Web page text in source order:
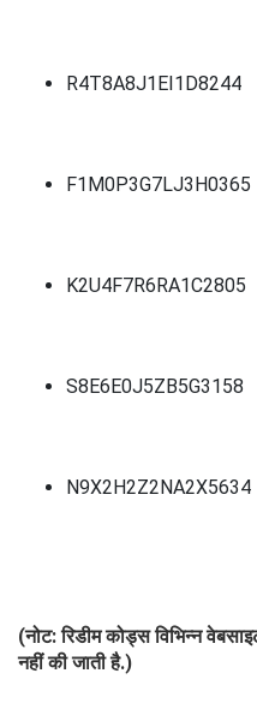
R4T8A8J1EI1D8244
F1M0P3G7LJ3H0365
K2U4F7R6RA1C2805
S8E6E0J5ZB5G3158
N9X2H2Z2NA2X5634
(नोट: रिडीम कोड्स विभिन्न
नहीं की जाती है.)